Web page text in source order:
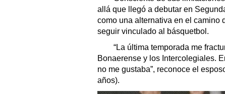
allá que llegó a debutar en
como una alternativa en el camino
seguir vinculado al básquetbol.
“La última temporada me
Bonaerense y los Intercolegiales.
no me gustaba”, reconoce el
años).